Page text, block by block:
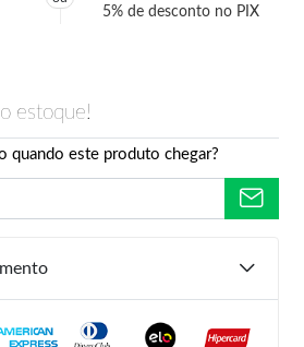
5% de desconto no PIX
estoque!
quando este produto chegar?